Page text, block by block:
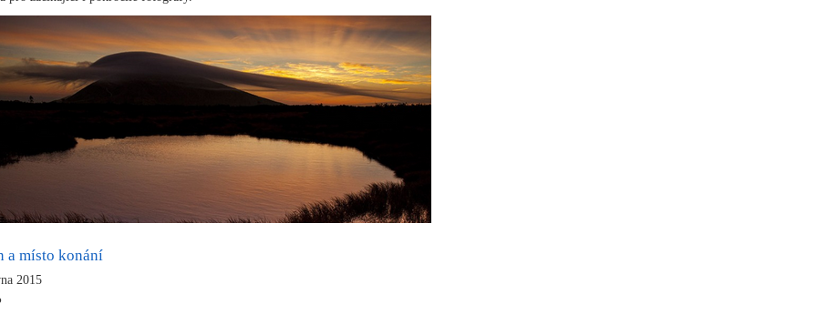
a místo konání
2015